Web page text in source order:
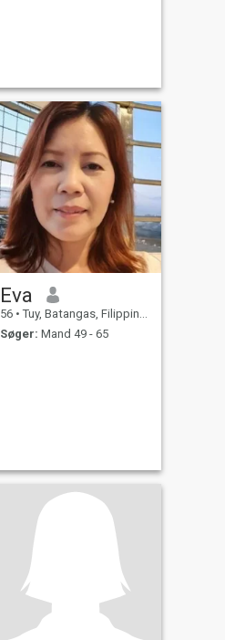
Eva
56 • Tuy, Batangas, Filippinerne
Søger: Mand 49 - 65